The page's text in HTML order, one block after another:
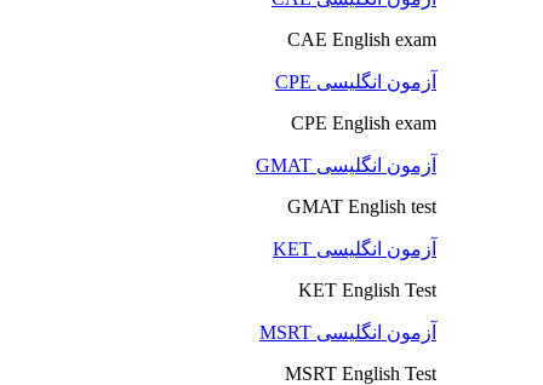
CAE English exam
آزمون انگلیسی CPE
CPE English exam
آزمون انگلیسی GMAT
GMAT English test
آزمون انگلیسی KET
KET English Test
آزمون انگلیسی MSRT
MSRT English Test